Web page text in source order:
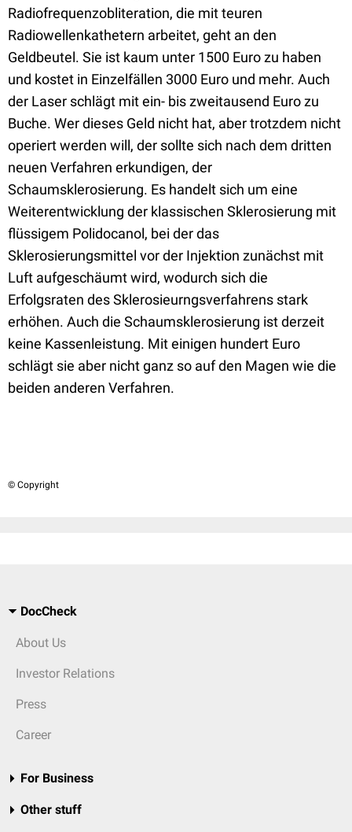
Radiofrequenzobliteration, die mit teuren
Radiowellenkathetern arbeitet, geht an den
Geldbeutel. Sie ist kaum unter 1500 Euro zu haben
und kostet in Einzelfällen 3000 Euro und mehr. Auch
der Laser schlägt mit ein- bis zweitausend Euro zu
Buche. Wer dieses Geld nicht hat, aber trotzdem nicht
operiert werden will, der sollte sich nach dem dritten
neuen Verfahren erkundigen, der
Schaumsklerosierung. Es handelt sich um eine
Weiterentwicklung der klassischen Sklerosierung mit
flüssigem Polidocanol, bei der das
Sklerosierungsmittel vor der Injektion zunächst mit
Luft aufgeschäumt wird, wodurch sich die
Erfolgsraten des Sklerosieurngsverfahrens stark
erhöhen. Auch die Schaumsklerosierung ist derzeit
keine Kassenleistung. Mit einigen hundert Euro
schlägt sie aber nicht ganz so auf den Magen wie die
beiden anderen Verfahren.
© Copyright
DocCheck
About Us
Investor Relations
Press
Career
For Business
Other stuff